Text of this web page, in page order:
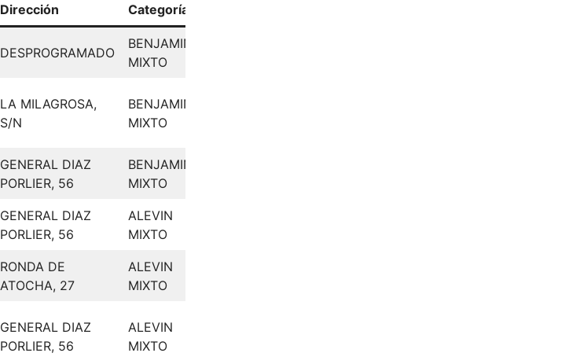
Dirección Categoría
DESPROGRAMADO
BENJAMIN
MIXTO
LA MILAGROSA,
S/N
BENJAMIN
MIXTO
GENERAL DIAZ
PORLIER, 56
BENJAMIN
MIXTO
GENERAL DIAZ
PORLIER, 56
ALEVIN
MIXTO
RONDA DE
ATOCHA, 27
ALEVIN
MIXTO
GENERAL DIAZ
PORLIER, 56
ALEVIN
MIXTO